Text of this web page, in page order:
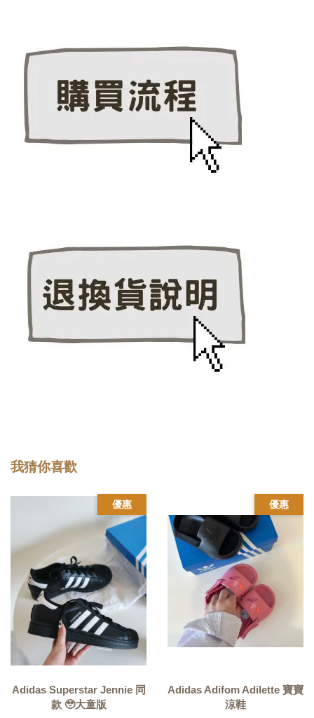
我猜你喜歡
優惠
Adidas Superstar Jennie 同
款 🥹大童版
優惠
Adidas Adifom Adilette 寶寶
涼鞋